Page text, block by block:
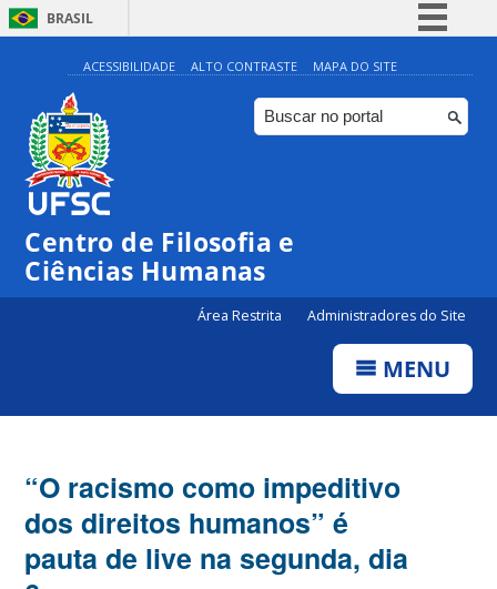
BRASIL
Simplifique!
Comunica BR
Participe
ACESSIBILIDADE ALTO CONTRASTE MAPA DO SITE
Centro de Filosofia e
Ciências Humanas
Área Restrita Administradores do Site
MENU
“O racismo como impeditivo
dos direitos humanos” é
pauta de live na segunda, dia